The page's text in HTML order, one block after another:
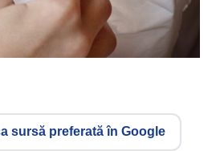
sursă preferată în Google